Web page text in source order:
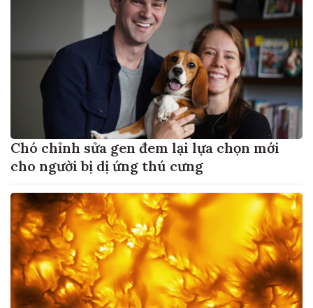
Chó chỉnh sửa gen đem lại lựa chọn mới
cho người bị dị ứng thú cưng